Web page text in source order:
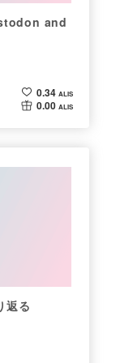
and
0.34 ALIS
0.00 ALIS
返る